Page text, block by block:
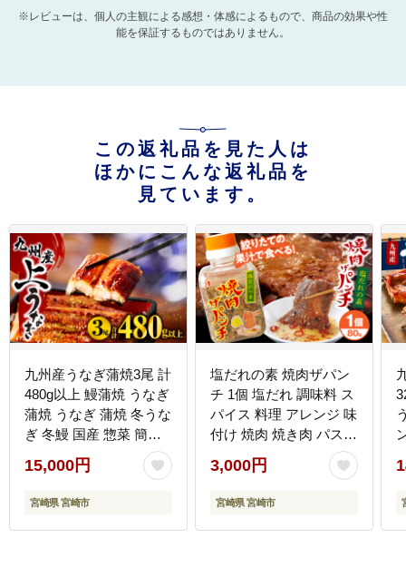
※レビューは、個人の主観による感想・体感によるもので、商品の効果や性
能を保証するものではありません。
この返礼品を見た人は
ほかにこんな返礼品を
見ています。
九州産うなぎ蒲焼3尾 計
480g以上 鰻蒲焼 うなぎ
蒲焼 うなぎ 蒲焼 冬うな
ぎ 冬鰻 国産 惣菜 簡単
調理 レンジ 湯煎 ボイル
小分け パック 冷凍 人気
おすすめ 鰻楽
15,000円
宮崎県 宮崎市
塩だれの素 焼肉ザパン
チ 1個 塩だれ 調味料 ス
パイス 料理 アレンジ 味
付け 焼肉 焼き肉 パスタ
万能調味料 ガーリック
ニンニク アウトドア キ
ャンプ BBQ バーベキュ
3,000円
宮崎県 宮崎市